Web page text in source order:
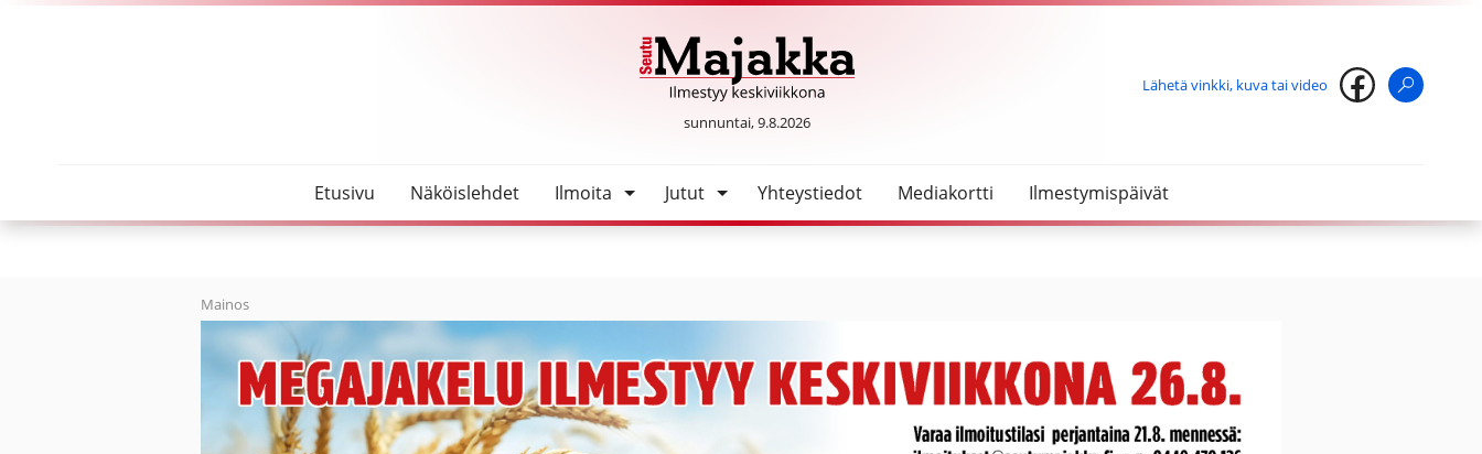
SeutuMajakka
sunnuntai, 9.8.2026
Lähetä vinkki, kuva tai video
Etusivu Näköislehdet Ilmoita Jutut Yhteystiedot Mediakortti Ilmestymispäivät
Mainos